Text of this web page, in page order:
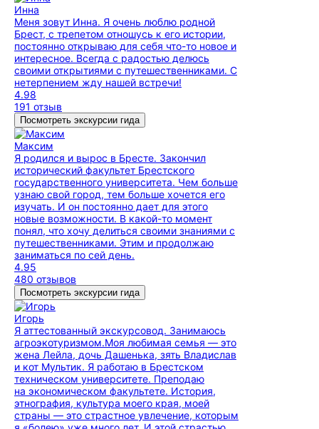
Инна
Меня зовут Инна. Я очень люблю родной
Брест, с трепетом отношусь к его истории,
постоянно открываю для себя что-то новое и
интересное. Всегда с радостью делюсь
своими открытиями с путешественниками. С
нетерпением жду нашей встречи!
4.98
191 отзыв
Посмотреть экскурсии гида
Максим
Я родился и вырос в Бресте. Закончил
исторический факультет Брестского
государственного университета. Чем больше
узнаю свой город, тем больше хочется его
изучать. И он постоянно дает для этого
новые возможности. В какой-то момент
понял, что хочу делиться своими знаниями с
путешественниками. Этим и продолжаю
заниматься по сей день.
4.95
480 отзывов
Посмотреть экскурсии гида
Игорь
Я аттестованный экскурсовод. Занимаюсь
агроэкотуризмом.Моя любимая семья — это
жена Лейла, дочь Дашенька, зять Владислав
и кот Мультик. Я работаю в Брестском
техническом университете. Преподаю
на экономическом факультете. История,
этнография, культура моего края, моей
страны — это страстное увлечение, которым